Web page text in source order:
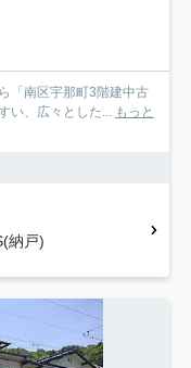
「南区宇那町3階建中古
い、広々とした... もっと
納戸)